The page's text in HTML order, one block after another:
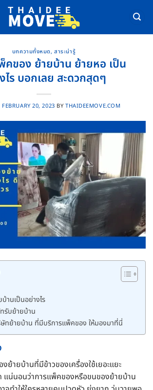
บทความทั้งหมด,สาระน่ารู้
คของ ย้ายบ้าน ย้ายหอ เป็น
ไร บอกเลย สะดวกสุดๆ
FEBRUARY 20, 2023 BY THAIDEEMOVE.COM
านเป็นอย่างไร
รับย้ายบ้าน
ทย้ายบ้าน ที่มีบริการแพ็คของ ให้มองมาที่นี่
ย้ายบ้านที่มีข้าวของเครื่องใช้เยอะแยะ
แน่นอนว่าการแพ็คของหรือขนของย้ายบ้าน